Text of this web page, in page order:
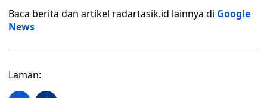
Baca berita dan artikel radartasik.id lainnya di Google
News
Laman: